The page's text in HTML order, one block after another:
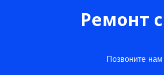
Ремонт
Позвоните нам